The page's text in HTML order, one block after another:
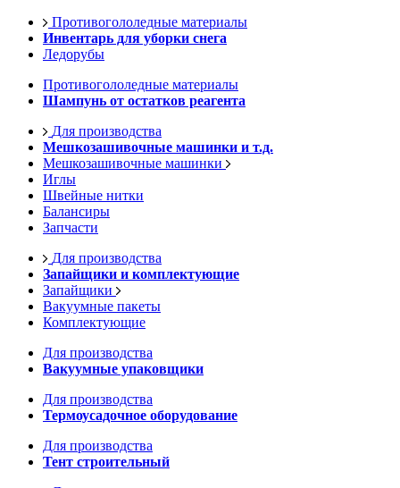
Противогололедные материалы
Инвентарь для уборки снега
Ледорубы
Противогололедные материалы
Шампунь от остатков реагента
Для производства
Мешкозашивочные машинки и т.д.
Мешкозашивочные машинки
Иглы
Швейные нитки
Балансиры
Запчасти
Для производства
Запайщики и комплектующие
Запайщики
Вакуумные пакеты
Комплектующие
Для производства
Вакуумные упаковщики
Для производства
Термоусадочное оборудование
Для производства
Тент строительный